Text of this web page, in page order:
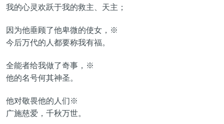
我的心灵欢跃于我的救主、天主；
因为他垂顾了他卑微的使女，※
今后万代的人都要称我有福。
全能者给我做了奇事，※
他的名号何其神圣。
他对敬畏他的人们※
广施慈爱，千秋万世。